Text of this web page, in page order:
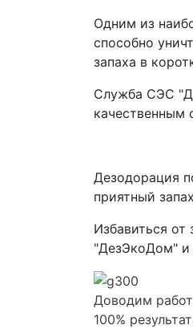
Одним из
способно
запаха в
Служба СЭС
качественным
Дезодорация
приятный
Избавиться
"ДезЭкоДом"
Доводим
100%